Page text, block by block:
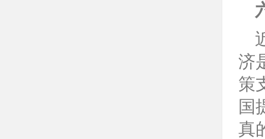
济
策
国
真